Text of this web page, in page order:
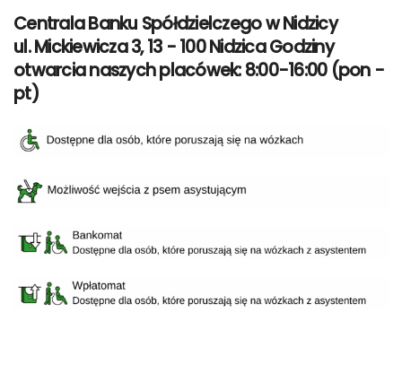
Centrala Banku Spółdzielczego w Nidzicy
ul. Mickiewicza 3, 13 - 100 Nidzica Godziny
otwarcia naszych placówek: 8:00-16:00 (pon -
pt)